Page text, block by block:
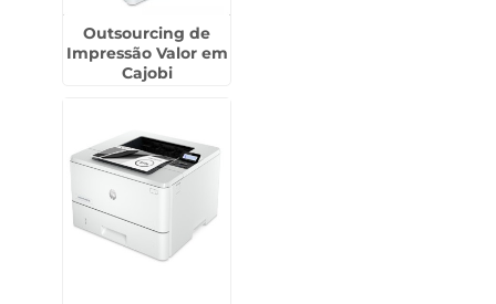
Outsourcing de
Impressão Valor em
Cajobi